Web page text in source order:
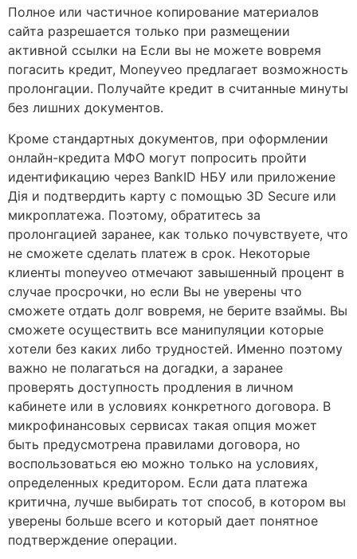
Полное или частичное копирование материалов
сайта разрешается только при размещении
активной ссылки на Если вы не можете вовремя
погасить кредит, Moneyveo предлагает возможность
пролонгации. Получайте кредит в считанные минуты
без лишних документов.
Кроме стандартных документов, при оформлении
онлайн-кредита МФО могут попросить пройти
идентификацию через BankID НБУ или приложение
Дія и подтвердить карту с помощью 3D Secure или
микроплатежа. Поэтому, обратитесь за
пролонгацией заранее, как только почувствуете, что
не сможете сделать платеж в срок. Некоторые
клиенты moneyveo отмечают завышенный процент в
случае просрочки, но если Вы не уверены что
сможете отдать долг вовремя, не берите взаймы. Вы
сможете осуществить все манипуляции которые
хотели без каких либо трудностей. Именно поэтому
важно не полагаться на догадки, а заранее
проверять доступность продления в личном
кабинете или в условиях конкретного договора. В
микрофинансовых сервисах такая опция может
быть предусмотрена правилами договора, но
воспользоваться ею можно только на условиях,
определенных кредитором. Если дата платежа
критична, лучше выбирать тот способ, в котором вы
уверены больше всего и который дает понятное
подтверждение операции.